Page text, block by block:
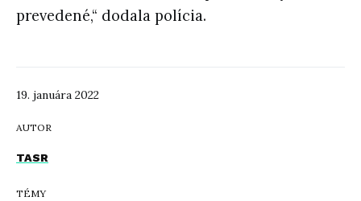
19. januára 2022
AUTOR
TASR
TÉMY
prevedené,“ dodala polícia.